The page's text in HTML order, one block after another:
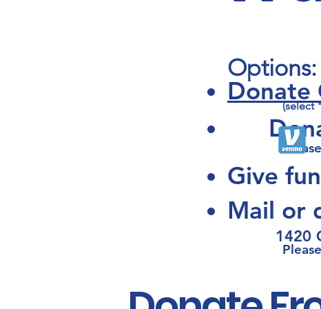
Options:
Donate
(select
Give
Mail or
1420